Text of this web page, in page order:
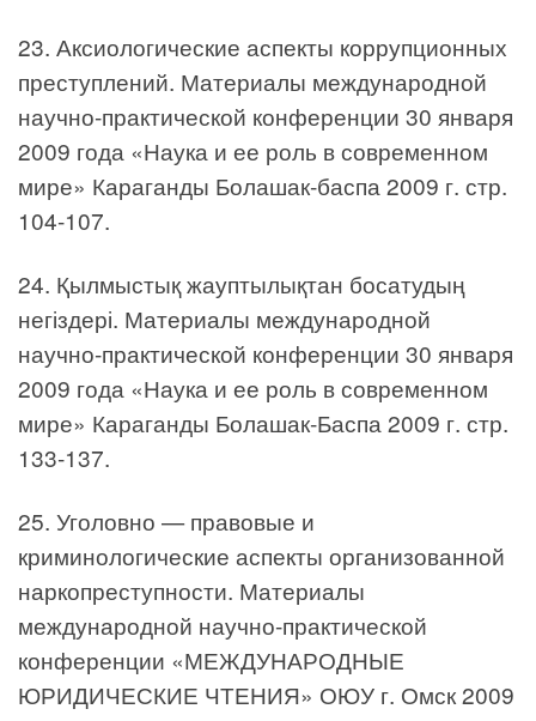
23. Аксиологические аспекты коррупционных
преступлений. Материалы международной
научно-практической конференции 30 января
2009 года «Наука и ее роль в современном
мире» Караганды Болашак-баспа 2009 г. стр.
104-107.
24. Қылмыстық жауптылықтан босатудың
негіздері. Материалы международной
научно-практической конференции 30 января
2009 года «Наука и ее роль в современном
мире» Караганды Болашак-Баспа 2009 г. стр.
133-137.
25. Уголовно — правовые и
криминологические аспекты организованной
наркопреступности. Материалы
международной научно-практической
конференции «МЕЖДУНАРОДНЫЕ
ЮРИДИЧЕСКИЕ ЧТЕНИЯ» ОЮУ г. Омск 2009